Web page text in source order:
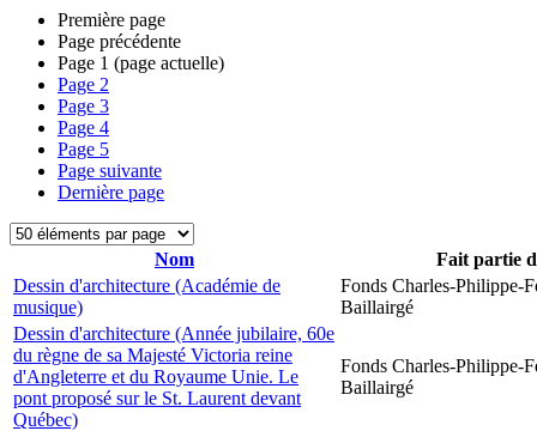
Première page
Page précédente
Page 1 (page actuelle)
Page 2
Page 3
Page 4
Page 5
Page suivante
Dernière page
Nom
Fait partie
Dessin d'architecture (Académie de
musique)
Fonds Charles-Philippe-
Baillairgé
Dessin d'architecture (Année jubilaire, 60e
du règne de sa Majesté Victoria reine
d'Angleterre et du Royaume Unie. Le
pont proposé sur le St. Laurent devant
Québec)
Fonds Charles-Philippe-
Baillairgé